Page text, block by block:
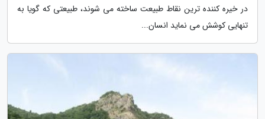
در خیره کننده ترین نقاط طبیعت ساخته می شوند، طبیعتی که گویا به
تنهایی کوشش می نماید انسان...